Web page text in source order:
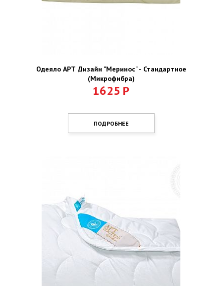
Одеяло АРТ Дизайн "Меринос" - Стандартное
(Микрофибра)
1625 Р
ПОДРОБНЕЕ